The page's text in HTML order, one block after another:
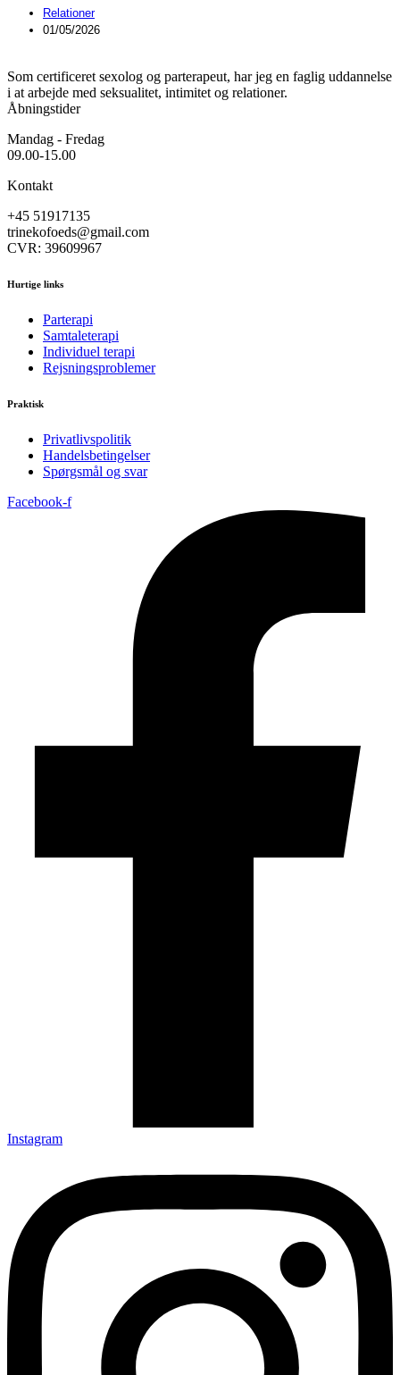
Relationer
01/05/2026
Som certificeret sexolog og parterapeut, har jeg en faglig uddannelse
i at arbejde med seksualitet, intimitet og relationer.
Åbningstider
Mandag - Fredag
09.00-15.00
Kontakt
+45 51917135
trinekofoeds@gmail.com
CVR: 39609967
Hurtige links
Parterapi
Samtaleterapi
Individuel terapi
Rejsningsproblemer
Praktisk
Privatlivspolitik
Handelsbetingelser
Spørgsmål og svar
Facebook-f
Instagram